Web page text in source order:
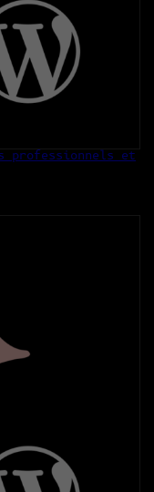
professionnels et